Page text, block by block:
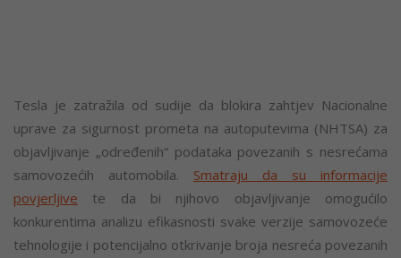
Tesla je zatražila od sudije da blokira zahtjev Nacionalne
uprave za sigurnost prometa na autoputevima (NHTSA) za
objavljivanje „određenih“ podataka povezanih s nesrećama
samovozećih automobila. Smatraju da su informacije
povjerljive te da bi njihovo objavljivanje omogućilo
konkurentima analizu efikasnosti svake verzije samovozeće
tehnologije i potencijalno otkrivanje broja nesreća povezanih